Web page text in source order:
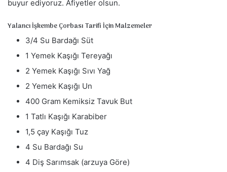
buyur ediyoruz. Afiyetler olsun.
Yalancı İşkembe Çorbası Tarifi İçin Malzemeler
3/4 Su Bardağı Süt
1 Yemek Kaşığı Tereyağı
2 Yemek Kaşığı Sıvı Yağ
2 Yemek Kaşığı Un
400 Gram Kemiksiz Tavuk But
1 Tatlı Kaşığı Karabiber
1,5 çay Kaşığı Tuz
4 Su Bardağı Su
4 Diş Sarımsak (arzuya Göre)